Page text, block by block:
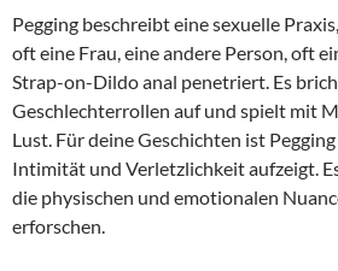
Pegging beschreibt eine sexuelle
oft eine Frau, eine andere Person, oft
Strap-on-Dildo anal penetriert. Es
Geschlechterrollen auf und spielt mit
Lust. Für deine Geschichten ist
Intimität und Verletzlichkeit aufzeigt.
die physischen und emotionalen
erforschen.